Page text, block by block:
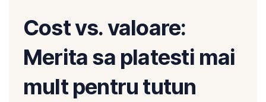
Cost vs. valoare:
Merita sa platesti mai
mult pentru tutun